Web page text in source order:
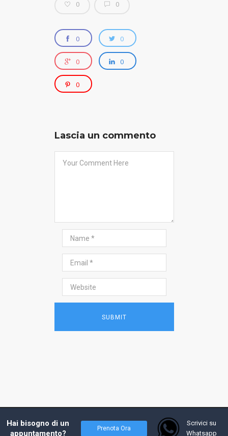
0 0
0 0
0 0
0
Lascia un commento
2017 - Prof. Andrea Costanzo, tutti i diritti
riservati - Powered byW4Y
Hai bisogno di un
appuntamento?
Prenota Ora
Scrivici su
Whatsapp